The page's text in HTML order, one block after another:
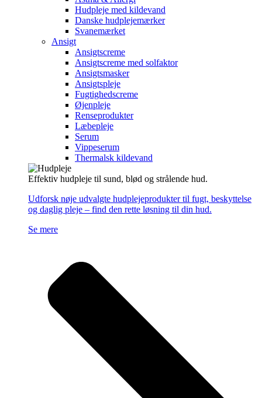
Hudpleje med kildevand
Danske hudplejemærker
Svanemærket
Ansigt
Ansigtscreme
Ansigtscreme med solfaktor
Ansigtsmasker
Ansigtspleje
Fugtighedscreme
Øjenpleje
Renseprodukter
Læbepleje
Serum
Vippeserum
Thermalsk kildevand
Effektiv hudpleje til sund, blød og strålende hud.
Udforsk nøje udvalgte hudplejeprodukter til fugt, beskyttelse
og daglig pleje – find den rette løsning til din hud.
Se mere